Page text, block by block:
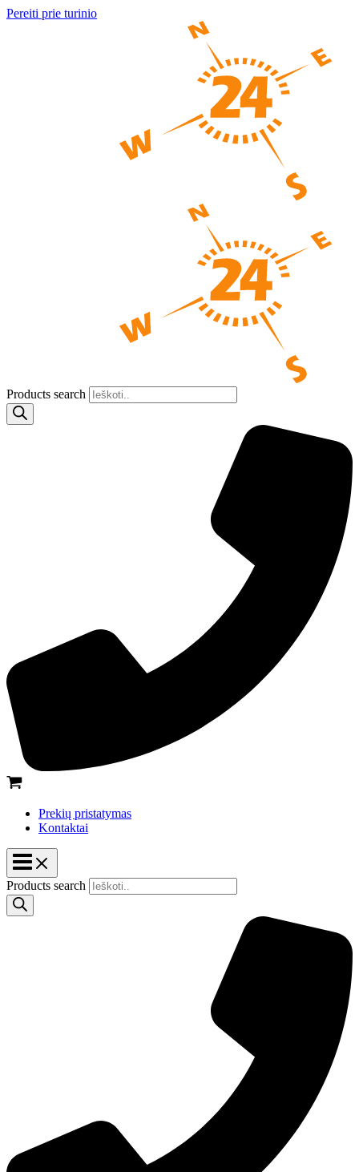
Pereiti prie turinio
Products search
Prekių pristatymas
Kontaktai
Products search